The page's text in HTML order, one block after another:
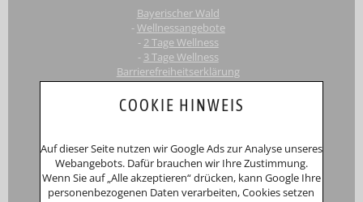
Bayerischer Wald
-Wellnessangebote
- 2 Tage Wellness
- 3 Tage Wellness
Barrierefreiheitserklärung
Registergericht: Amtsgericht Passau
InhaberinAnna Putz
Niederperlesreut 52
94157 Perlesreut
Tel. 0049 (0)8555/691
COOKIE HINWEIS
Auf dieser Seite nutzen wir Google Ads zur Analyse unseres
Webangebots. Dafür brauchen wir Ihre Zustimmung.
Wenn Sie auf „Alle akzeptieren“ drücken, kann Google Ihre
personenbezogenen Daten verarbeiten, Cookies setzen